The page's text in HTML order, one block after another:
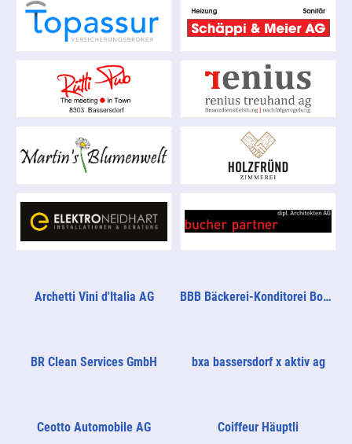
Archetti Vini d'Italia AG BBB Bäckerei-Konditorei Bosshart
BR Clean Services GmbH bxa bassersdorf x aktiv ag
Ceotto Automobile AG Coiffeur Häuptli